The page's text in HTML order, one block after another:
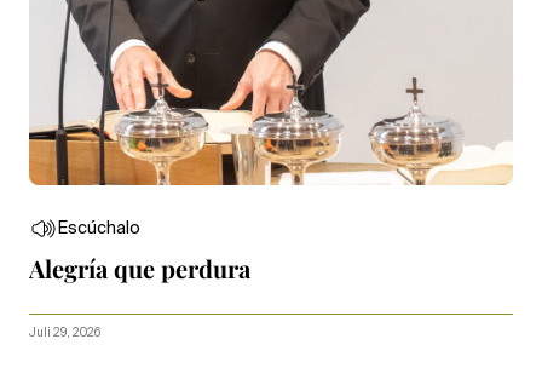
Escúchalo
Alegría que perdura
Juli 29, 2026